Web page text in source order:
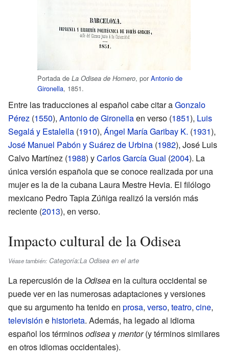
Portada de La Odisea de Homero, por Antonio de
Gironella, 1851.
Entre las traducciones al español cabe citar aGonzalo
Pérez (1550), Antonio de Gironellaen verso (1851), Luis
Segalá y Estalella (1910), Ángel María Garibay K. (1931),
José Manuel Pabón y Suárez de Urbina (1982), José Luis
Calvo Martínez (1988) yCarlos García Gual (2004). La
única versión española que se conoce realizada por una
mujer es la de la cubana Laura Mestre Hevia. El filólogo
mexicano Pedro Tapia Zúñiga realizó la versión más
reciente (2013), en verso.
Impacto cultural de la Odisea
Véase también: Categoría:La Odisea en el arte
La repercusión de la Odiseaen la cultura occidental se
puede ver en las numerosas adaptaciones y versiones
que su argumento ha tenido en prosa, verso, teatro, cine,
televisión e historieta. Además, ha legado al idioma
español los términosodiseaymentor(y términos similares
en otros idiomas occidentales).